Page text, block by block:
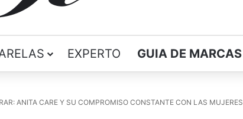
EXPERTO GUIA DE MARCAS
ANITA CARE Y SU COMPROMISO CONSTANTE CON LAS MUJERES